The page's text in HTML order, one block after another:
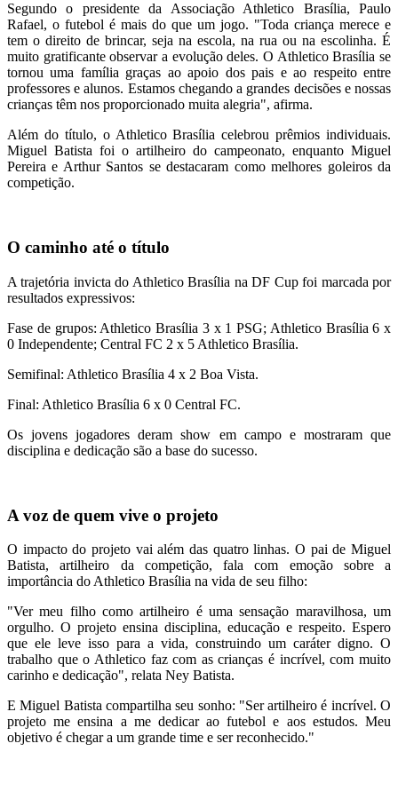
Segundo o presidente da Associação Athletico Brasília, Paulo
Rafael, o futebol é mais do que um jogo. "Toda criança merece e
tem o direito de brincar, seja na escola, na rua ou na escolinha. É
muito gratificante observar a evolução deles. O Athletico Brasília se
tornou uma família graças ao apoio dos pais e ao respeito entre
professores e alunos. Estamos chegando a grandes decisões e nossas
crianças têm nos proporcionado muita alegria", afirma.
Além do título, o Athletico Brasília celebrou prêmios individuais.
Miguel Batista foi o artilheiro do campeonato, enquanto Miguel
Pereira e Arthur Santos se destacaram como melhores goleiros da
competição.
O caminho até o título
A trajetória invicta do Athletico Brasília na DF Cup foi marcada por
resultados expressivos:
Fase de grupos: Athletico Brasília 3 x 1 PSG; Athletico Brasília 6 x
0 Independente; Central FC 2 x 5 Athletico Brasília.
Semifinal: Athletico Brasília 4 x 2 Boa Vista.
Final: Athletico Brasília 6 x 0 Central FC.
Os jovens jogadores deram show em campo e mostraram que
disciplina e dedicação são a base do sucesso.
A voz de quem vive o projeto
O impacto do projeto vai além das quatro linhas. O pai de Miguel
Batista, artilheiro da competição, fala com emoção sobre a
importância do Athletico Brasília na vida de seu filho:
"Ver meu filho como artilheiro é uma sensação maravilhosa, um
orgulho. O projeto ensina disciplina, educação e respeito. Espero
que ele leve isso para a vida, construindo um caráter digno. O
trabalho que o Athletico faz com as crianças é incrível, com muito
carinho e dedicação", relata Ney Batista.
E Miguel Batista compartilha seu sonho: "Ser artilheiro é incrível. O
projeto me ensina a me dedicar ao futebol e aos estudos. Meu
objetivo é chegar a um grande time e ser reconhecido."